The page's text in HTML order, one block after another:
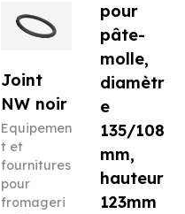
Joint
NW noir
Equipemen
t et
fournitures
pour
fromageri
pour
pâte-
molle,
diamètr
e
135/108
mm,
hauteur
123mm